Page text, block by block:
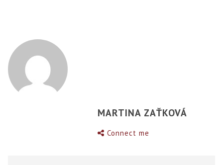
MARTINA ZAŤKOVÁ
Connect me